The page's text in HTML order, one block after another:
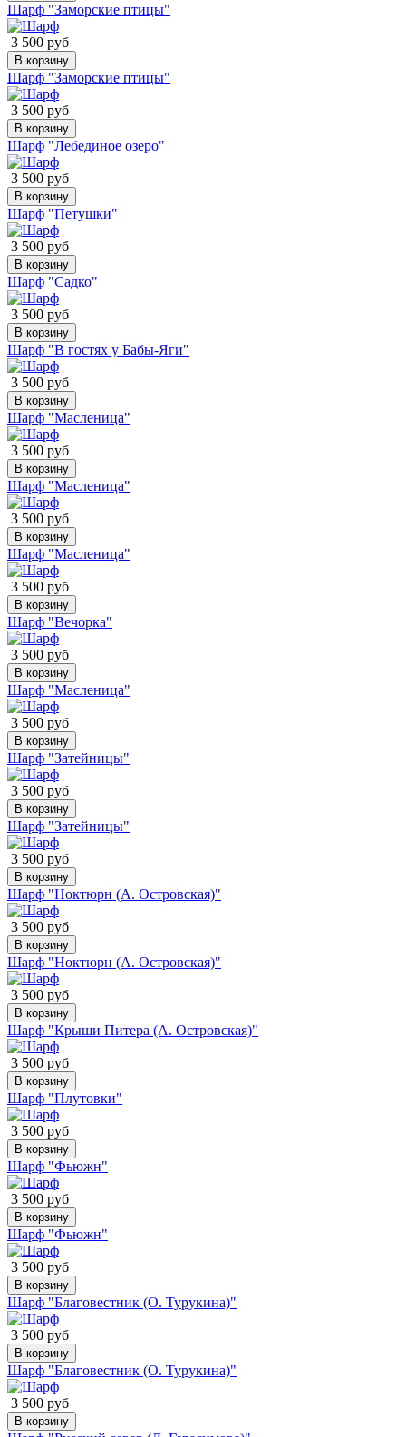
Шарф "Заморские птицы"
3 500 руб
В корзину
Шарф "Заморские птицы"
3 500 руб
В корзину
Шарф "Лебединое озеро"
3 500 руб
В корзину
Шарф "Петушки"
3 500 руб
В корзину
Шарф "Садко"
3 500 руб
В корзину
Шарф "В гостях у Бабы-Яги"
3 500 руб
В корзину
Шарф "Масленица"
3 500 руб
В корзину
Шарф "Масленица"
3 500 руб
В корзину
Шарф "Масленица"
3 500 руб
В корзину
Шарф "Вечорка"
3 500 руб
В корзину
Шарф "Масленица"
3 500 руб
В корзину
Шарф "Затейницы"
3 500 руб
В корзину
Шарф "Затейницы"
3 500 руб
В корзину
Шарф "Ноктюрн (А. Островская)"
3 500 руб
В корзину
Шарф "Ноктюрн (А. Островская)"
3 500 руб
В корзину
Шарф "Крыши Питера (А. Островская)"
3 500 руб
В корзину
Шарф "Плутовки"
3 500 руб
В корзину
Шарф "Фьюжн"
3 500 руб
В корзину
Шарф "Фьюжн"
3 500 руб
В корзину
Шарф "Благовестник (О. Турукина)"
3 500 руб
В корзину
Шарф "Благовестник (О. Турукина)"
3 500 руб
В корзину